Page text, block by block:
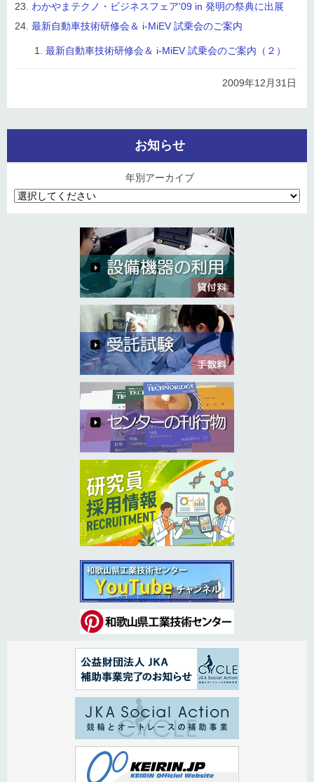
わかやまテクノ・ビジネスフェア'09 in 発明の祭典に出展
最新自動車技術研修会＆ i-MiEV 試乗会のご案内
最新自動車技術研修会＆ i-MiEV 試乗会のご案内（２）
2009年12月31日
お知らせ
年別アーカイブ